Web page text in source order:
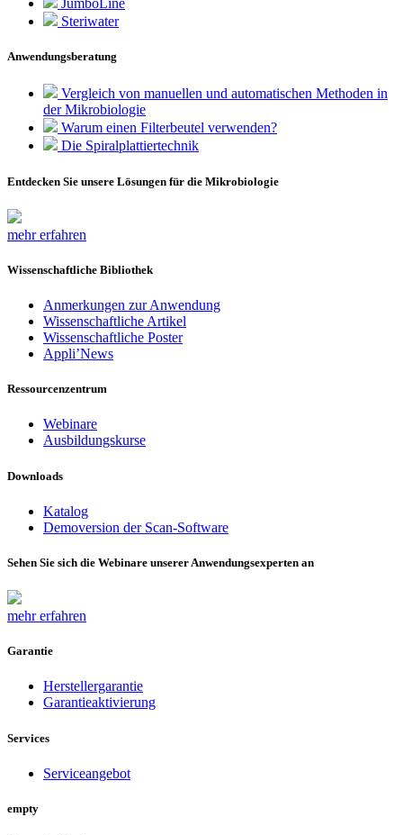
JumboLine
Steriwater
Anwendungsberatung
Vergleich von manuellen und automatischen Methoden in
der Mikrobiologie
Warum einen Filterbeutel verwenden?
Die Spiralplattier­technik
Entdecken Sie unsere Lösungen für die Mikrobiologie
mehr erfahren
Wissenschaftliche Bibliothek
Anmerkungen zur Anwendung
Wissenschaftliche Artikel
Wissenschaftliche Poster
Appli’News
Ressourcenzentrum
Webinare
Ausbildungskurse
Downloads
Katalog
Demoversion der Scan-Software
Sehen Sie sich die Webinare unserer Anwendungsexperten an
mehr erfahren
Garantie
Herstellergarantie
Garantieaktivierung
Services
Serviceangebot
empty